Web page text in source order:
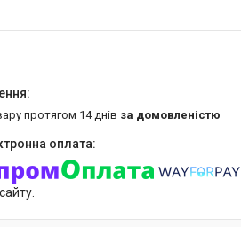
протягом 14 днів за домовленістю